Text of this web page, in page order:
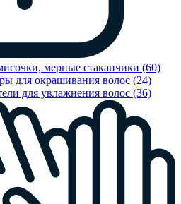
мерные стаканчики (60)
для окрашивания волос (24)
для увлажнения волос (36)